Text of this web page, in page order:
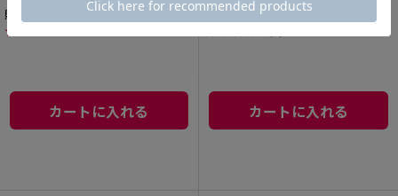
販売価格 ¥ 3,080
★
カートに入れる
販売価格 ¥ 3,080
カートに入れる